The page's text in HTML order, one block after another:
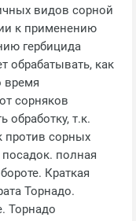
видов сорной
к применению
гербицида
обрабатывать, как
время
сорняков
обработку, т.к.
против сорных
посадок. полная
Краткая
Торнадо.
Торнадо